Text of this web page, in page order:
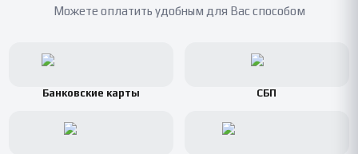
Можете оплатить удобным для Вас способом
Банковские карты СБП